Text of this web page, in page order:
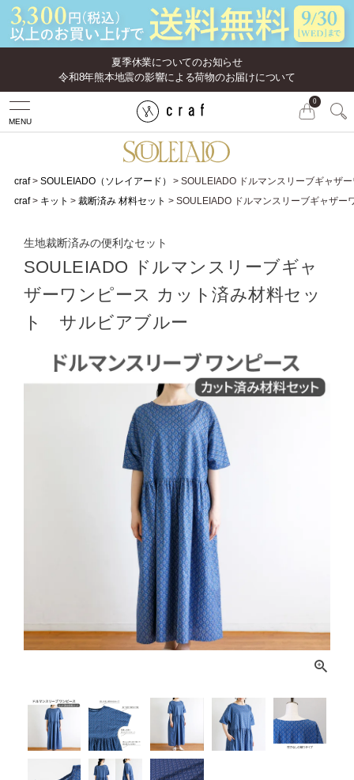
夏季休業についてのお知らせ
令和8年熊本地震の影響による荷物のお届けについて
MENU
0
craf SOULEIADO（ソレイアード）
SOULEIADO ドルマンスリーブギャザ
craf
キット 裁断済み 材料セット SOULEIADO ドルマンスリーブギャザ
生地裁断済みの便利なセット
SOULEIADO ドルマンスリーブギャ
ザーワンピース カット済み材料セッ
ト サルビアブルー